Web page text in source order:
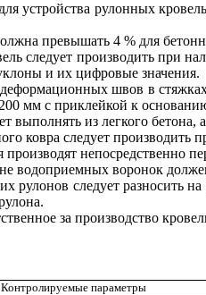
устройства рулонных
превышать 4 % для
следует производить при
и их цифровые значения.
швов в
мм с приклейкой к
выполнять из легкого
ковра следует производить
непосредственно
водоприемных воронок
рулонов следует разносить
за производство
Контролируемые параметры